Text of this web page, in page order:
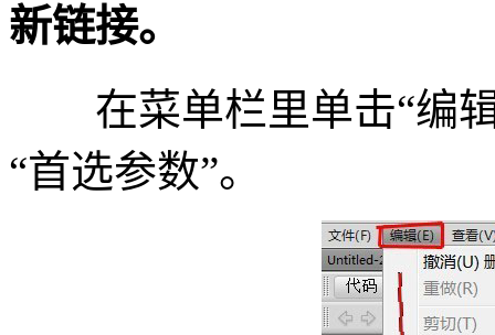
新链接。
在菜单栏里单击“编辑
“首选参数”。